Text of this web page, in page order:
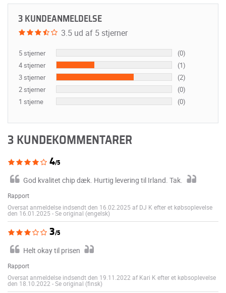
3 KUNDEANMELDELSE
3.5 ud af 5 stjerner
5 stjerner
(0)
4 stjerner
(1)
3 stjerner
(2)
2 stjerner
(0)
1 stjerne
(0)
3 KUNDEKOMMENTARER
4/5
God kvalitet chip dæk. Hurtig levering til Irland. Tak.
Rapport
Oversat anmeldelse indsendt den 16.02.2025 af DJ K efter et købsoplevelse
den 16.01.2025 -Se original (engelsk)
3/5
Helt okay til prisen
Rapport
Oversat anmeldelse indsendt den 19.11.2022 af Kari K efter et købsoplevelse
den 18.10.2022 -Se original (finsk)